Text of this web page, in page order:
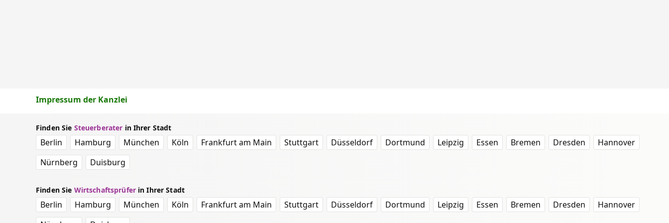
Impressum der Kanzlei
Finden Sie Steuerberater in Ihrer Stadt
Berlin Hamburg München Köln Frankfurt am Main Stuttgart Düsseldorf Dortmund Leipzig Essen Bremen Dresden
Hannover
Nürnberg
Duisburg
Finden Sie Wirtschaftsprüferin Ihrer Stadt
Berlin Hamburg München Köln Frankfurt am Main Stuttgart Düsseldorf Dortmund Leipzig Essen Bremen Dresden
Hannover